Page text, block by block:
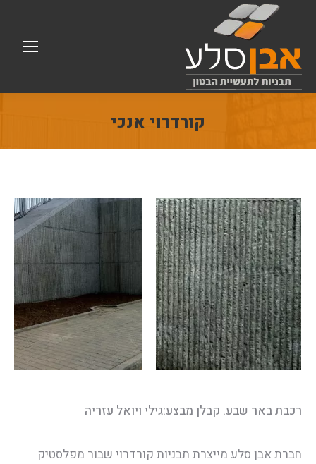
קורדרוי אנכי
You are here:
רכבת באר שבע. קבלן מבצע:גילי ויואל עזריה
חברת אבן סלע מייצרת תבניות קורדרוי שבור מפלסטיק